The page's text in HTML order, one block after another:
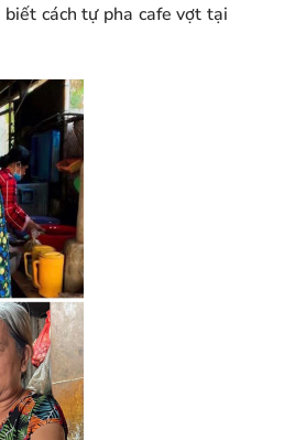
cách tự pha cafe vợt tại